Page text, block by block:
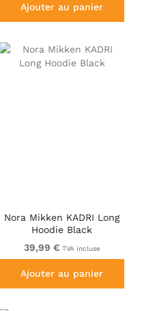
Ajouter au panier
Nora Mikken KADRI Long
Hoodie Black
39,99 € TVA incluse
Ajouter au panier